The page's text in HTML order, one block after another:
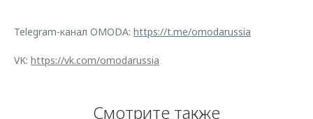
Telegram-канал OMODA: https://t.me/omodarussia
VK: https://vk.com/omodarussia
Смотрите также